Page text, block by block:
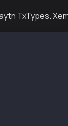
TxTypes.